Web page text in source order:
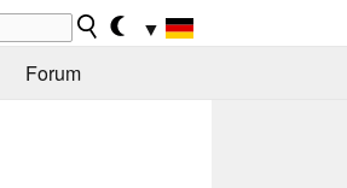
▼
Forum